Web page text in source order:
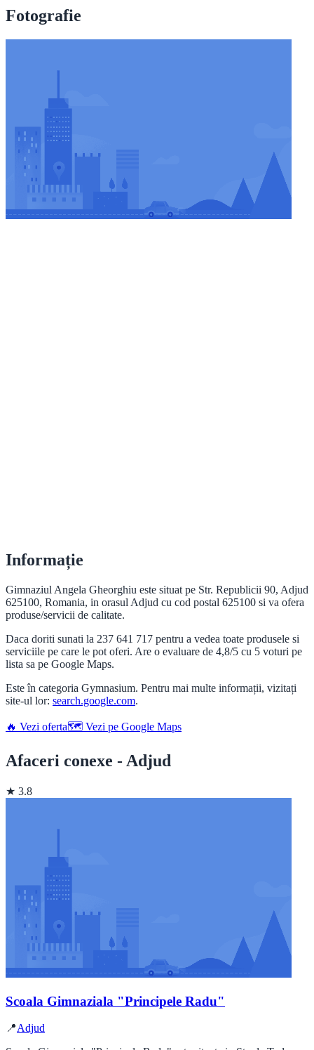
Fotografie
Informație
Gimnaziul Angela Gheorghiu este situat pe Str. Republicii 90, Adjud
625100, Romania, in orasul Adjud cu cod postal 625100 si va ofera
produse/servicii de calitate.
Daca doriti sunati la 237 641 717 pentru a vedea toate produsele si
serviciile pe care le pot oferi. Are o evaluare de 4,8/5 cu 5 voturi pe
lista sa pe Google Maps.
Este în categoria Gymnasium. Pentru mai multe informații, vizitați
site-ul lor: search.google.com.
🔥 Vezi oferta🗺️ Vezi pe Google Maps
Afaceri conexe - Adjud
★ 3.8
Scoala Gimnaziala "Principele Radu"
📍Adjud